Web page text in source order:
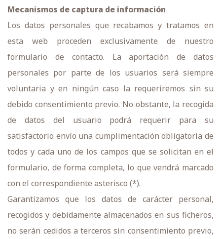
Mecanismos de captura de información
Los datos personales que recabamos y tratamos en
esta web proceden exclusivamente de nuestro
formulario de contacto. La aportación de datos
personales por parte de los usuarios será siempre
voluntaria y en ningún caso la requeriremos sin su
debido consentimiento previo. No obstante, la recogida
de datos del usuario podrá requerir para su
satisfactorio envío una cumplimentación obligatoria de
todos y cada uno de los campos que se solicitan en el
formulario, de forma completa, lo que vendrá marcado
con el correspondiente asterisco (*).
Garantizamos que los datos de carácter personal,
recogidos y debidamente almacenados en sus ficheros,
no serán cedidos a terceros sin consentimiento previo,